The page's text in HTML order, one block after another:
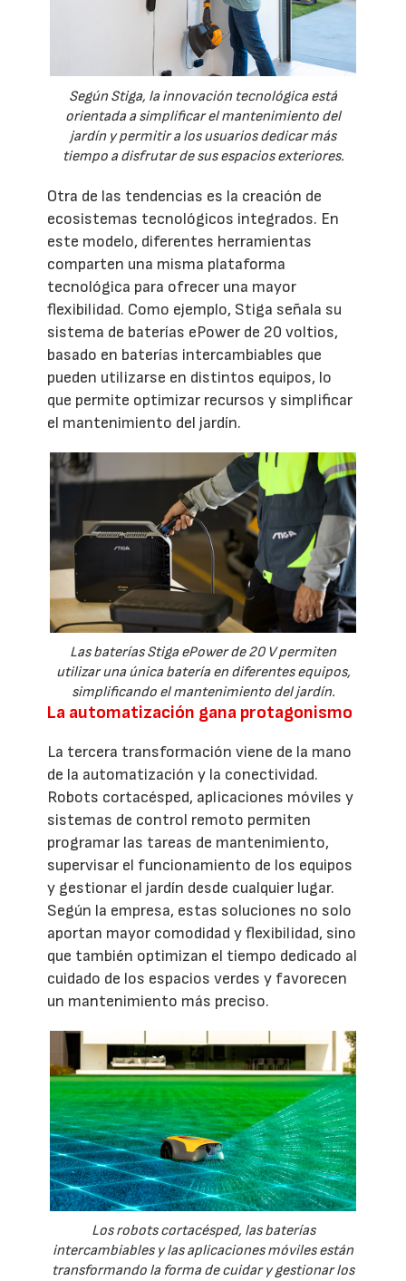
Según Stiga, la innovación tecnológica está
orientada a simplificar el mantenimiento del
jardín y permitir a los usuarios dedicar más
tiempo a disfrutar de sus espacios exteriores.
Otra de las tendencias es la creación de
ecosistemas tecnológicos integrados. En
este modelo, diferentes herramientas
comparten una misma plataforma
tecnológica para ofrecer una mayor
flexibilidad. Como ejemplo, Stiga señala su
sistema de baterías ePower de 20 voltios,
basado en baterías intercambiables que
pueden utilizarse en distintos equipos, lo
que permite optimizar recursos y simplificar
el mantenimiento del jardín.
Las baterías Stiga ePower de 20 V permiten
utilizar una única batería en diferentes equipos,
simplificando el mantenimiento del jardín.
La automatización gana protagonismo
La tercera transformación viene de la mano
de la automatización y la conectividad.
Robots cortacésped, aplicaciones móviles y
sistemas de control remoto permiten
programar las tareas de mantenimiento,
supervisar el funcionamiento de los equipos
y gestionar el jardín desde cualquier lugar.
Según la empresa, estas soluciones no solo
aportan mayor comodidad y flexibilidad, sino
que también optimizan el tiempo dedicado al
cuidado de los espacios verdes y favorecen
un mantenimiento más preciso.
Los robots cortacésped, las baterías
intercambiables y las aplicaciones móviles están
transformando la forma de cuidar y gestionar los